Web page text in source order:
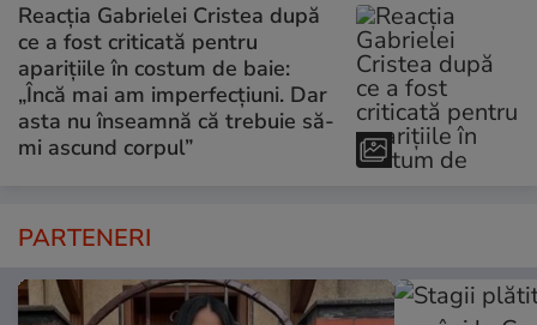
Reacția Gabrielei Cristea după
ce a fost criticată pentru
aparițiile în costum de baie:
„Încă mai am imperfecțiuni. Dar
asta nu înseamnă că trebuie să-
mi ascund corpul”
PARTENERI